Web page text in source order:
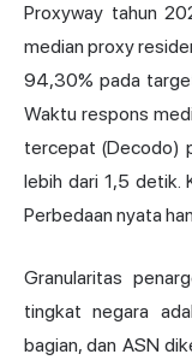
Proxyway tahun
median proxy
94,30% pada
Waktu respons
tercepat (Decodo)
lebih dari 1,5 detik.
Perbedaan nyata
Granularitas
tingkat negara
bagian, dan ASN